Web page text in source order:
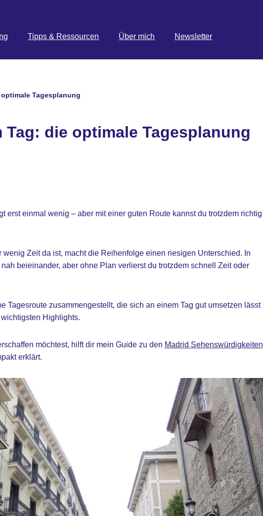
Tipps & Ressourcen Über mich Newsletter
Tagesplanung
Tag: die optimale Tagesplanung
erst einmal wenig – aber mit einer guten Route kannst du trotzdem richtig
wenig Zeit da ist, macht die Reihenfolge einen riesigen Unterschied. In
beieinander, aber ohne Plan verlierst du trotzdem schnell Zeit oder
Tagesroute zusammengestellt, die sich an einem Tag gut umsetzen lässt
Highlights.
möchtest, hilft dir mein Guide zu den Madrid Sehenswürdigkeiten
erklärt.